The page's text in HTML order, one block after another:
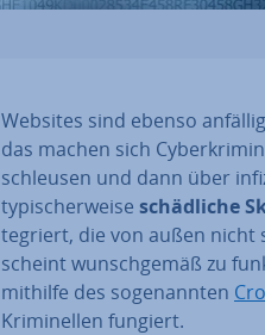
Websites sind ebenso
das machen sich
schleu­sen und dann über
ty­pi­scher­wei­se schäd­li­che
te­griert, die von außen nicht
scheint wunsch­ge­mäß zu
mithilfe des so­ge­nann­ten
Kri­mi­nel­len fungiert.